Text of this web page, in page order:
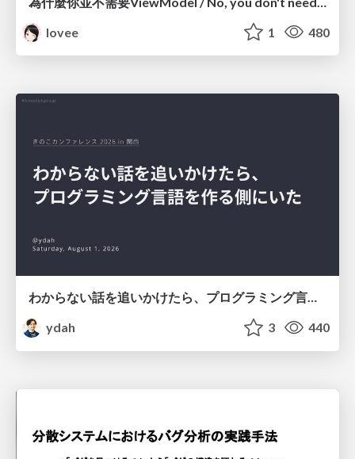
lovee
1 480
わからない話を追いかけたら、プログラミング言語を作る側にいた
ydah
3 440